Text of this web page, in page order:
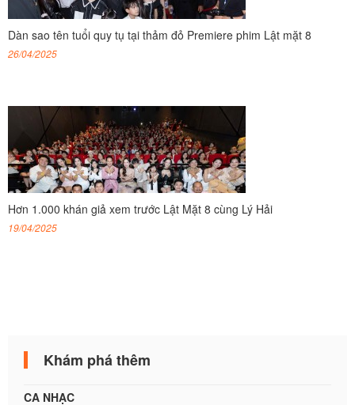
Dàn sao tên tuổi quy tụ tại thảm đỏ Premiere phim Lật mặt 8
26/04/2025
Hơn 1.000 khán giả xem trước Lật Mặt 8 cùng Lý Hải
19/04/2025
Khám phá thêm
CA NHẠC